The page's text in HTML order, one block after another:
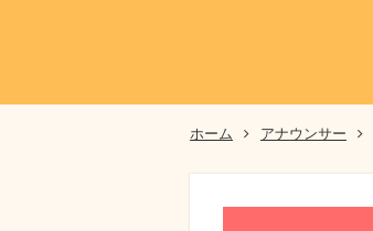
ホーム アナウンサー